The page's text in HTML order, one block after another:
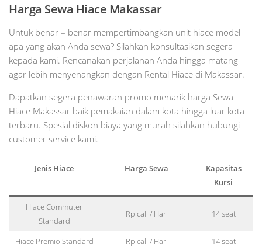
Harga Sewa Hiace Makassar
Untuk benar – benar mempertimbangkan unit hiace model
apa yang akan Anda sewa? Silahkan konsultasikan segera
kepada kami. Rencanakan perjalanan Anda hingga matang
agar lebih menyenangkan dengan Rental Hiace di Makassar.
Dapatkan segera penawaran promo menarik harga Sewa
Hiace Makassar baik pemakaian dalam kota hingga luar kota
terbaru. Spesial diskon biaya yang murah silahkan hubungi
customer service kami.
Jenis Hiace Harga Sewa
Kapasitas
Kursi
Hiace Commuter
Standard
Rp call / Hari 14 seat
Hiace Premio Standard Rp call / Hari
14 seat